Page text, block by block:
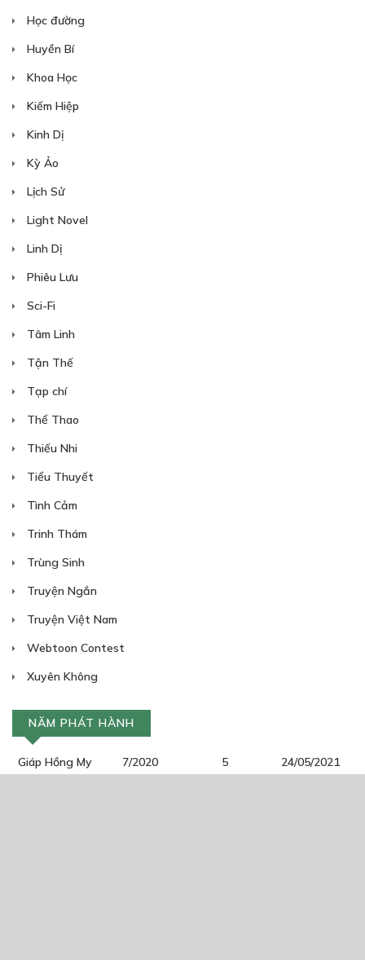
Học đường
Huyền Bí
Khoa Học
Kiếm Hiệp
Kinh Dị
Kỳ Ảo
Lịch Sử
Light Novel
Linh Dị
Phiêu Lưu
Sci-Fi
Tâm Linh
Tận Thế
Tạp chí
Thể Thao
Thiếu Nhi
Tiểu Thuyết
Tình Cảm
Trinh Thám
Trùng Sinh
Truyện Ngắn
Truyện Việt Nam
Webtoon Contest
Xuyên Không
NĂM PHÁT HÀNH
Giáp Hồng My 7/2020 5
24/05/2021